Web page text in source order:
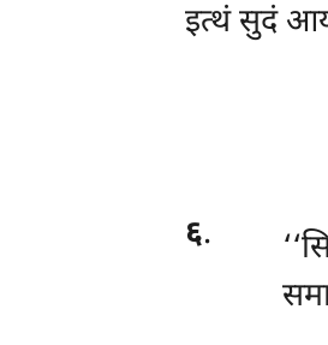
इत्थं सुदं
६.